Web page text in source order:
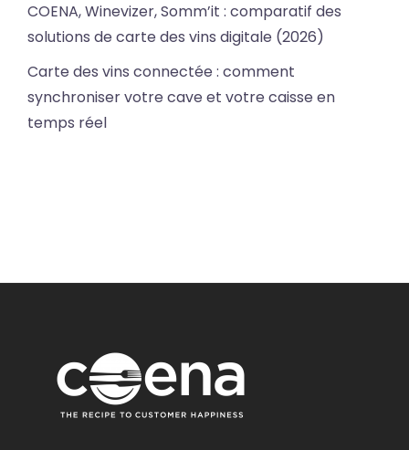
COENA, Winevizer, Somm’it : comparatif des
solutions de carte des vins digitale (2026)
Carte des vins connectée : comment
synchroniser votre cave et votre caisse en
temps réel